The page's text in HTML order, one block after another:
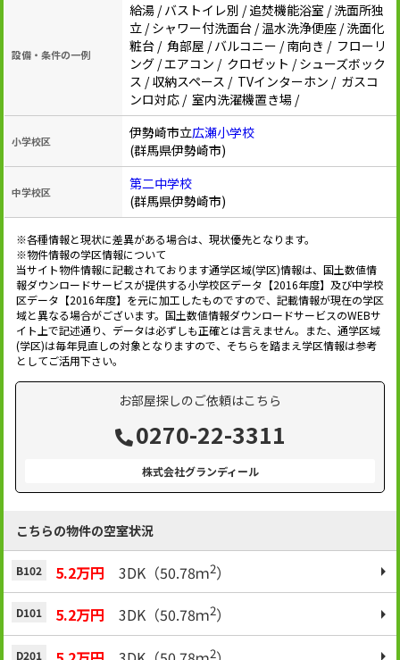
設備・条件の一例
給湯 / バストイレ別 / 追焚機能浴室 / 洗面所独
立 / シャワー付洗面台 / 温水洗浄便座 / 洗面化
粧台 / 角部屋 / バルコニー / 南向き / フローリ
ング / エアコン / クロゼット / シューズボック
ス / 収納スペース / TVインターホン / ガスコ
ンロ対応 / 室内洗濯機置き場 /
小学校区 伊勢崎市立広瀬小学校
(群馬県伊勢崎市)
中学校区
第二中学校
(群馬県伊勢崎市)
※各種情報と現状に差異がある場合は、現状優先となります。
※物件情報の学区情報について
当サイト物件情報に記載されております通学区域(学区)情報は、国土数値情
報ダウンロードサービスが提供する小学校区データ【2016年度】及び中学校
区データ【2016年度】を元に加工したものですので、記載情報が現在の学区
域と異なる場合がございます。国土数値情報ダウンロードサービスのWEBサ
イト上で記述通り、データは必ずしも正確とは言えません。また、通学区域
(学区)は毎年見直しの対象となりますので、そちらを踏まえ学区情報は参考
としてご活用下さい。
お部屋探しのご依頼はこちら
0270-22-3311
株式会社グランディール
こちらの物件の空室状況
B102 5.2万円 3DK（50.78ｍ2）
D101 5.2万円 3DK（50.78ｍ2）
D201 2